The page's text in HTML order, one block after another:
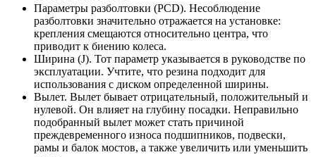
Параметры разболтовки (PCD). Несоблюдение
разболтовки значительно отражается на установке:
крепления смещаются относительно центра, что
приводит к биению колеса.
Ширина (J). Тот параметр указывается в руководстве по
эксплуатации. Учтите, что резина подходит для
использования с диском определенной ширины.
Вылет. Вылет бывает отрицательный, положительный и
нулевой. Он влияет на глубину посадки. Неправильно
подобранный вылет может стать причиной
преждевременного износа подшипников, подвески,
рамы и балок мостов, а также увеличить или уменьшить